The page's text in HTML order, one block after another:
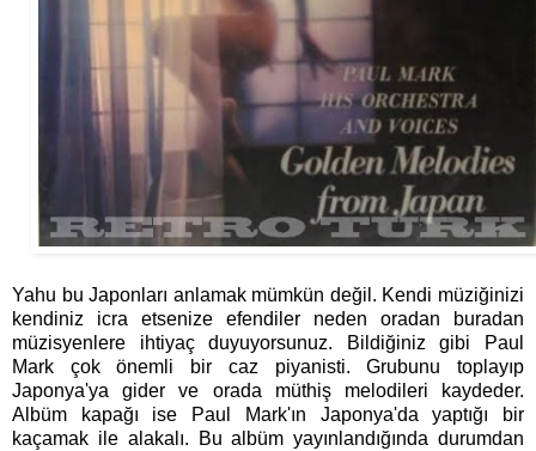
Yahu bu Japonları anlamak mümkün değil. Kendi müziğinizi
kendiniz icra etsenize efendiler neden oradan buradan
müzisyenlere ihtiyaç duyuyorsunuz. Bildiğiniz gibi Paul
Mark çok önemli bir caz piyanisti. Grubunu toplayıp
Japonya'ya gider ve orada müthiş melodileri kaydeder.
Albüm kapağı ise Paul Mark'ın Japonya'da yaptığı bir
kaçamak ile alakalı. Bu albüm yayınlandığında durumdan